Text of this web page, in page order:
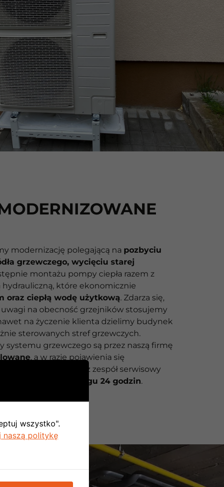
modernizację polegającą na pozbyciu
grzewczego, wycięciu starej
montażu pompy ciepła razem z
hydrauliczną, które ekonomicznie
oraz ciepłą wodę użytkową. Zdarza się,
na obecność grzejników stosujemy
na życzenie klienta dzielimy budynek
sterowanych stref grzewczych.
systemu grzewczego są przez naszą firmę
, a w razie pojawienia się
w pracy układu nasz zespół serwisowy
przeciągu 24 godzin.
wszystko".
naszą politykę